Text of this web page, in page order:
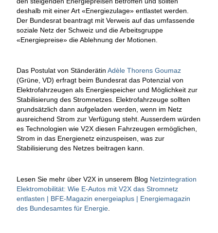
deshalb mit einer Art «Energiezulage» entlastet werden.
Der Bundesrat beantragt mit Verweis auf das umfassende
soziale Netz der Schweiz und die Arbeitsgruppe
«Energiepreise» die Ablehnung der Motionen.
Das Postulat von Ständerätin Adèle Thorens Goumaz
(Grüne, VD) erfragt beim Bundesrat das Potenzial von
Elektrofahrzeugen als Energiespeicher und Möglichkeit zur
Stabilisierung des Stromnetzes. Elektrofahrzeuge sollten
grundsätzlich dann aufgeladen werden, wenn im Netz
ausreichend Strom zur Verfügung steht. Ausserdem würden
es Technologien wie V2X diesen Fahrzeugen ermöglichen,
Strom in das Energienetz einzuspeisen, was zur
Stabilisierung des Netzes beitragen kann.
Lesen Sie mehr über V2X in unserem Blog Netzintegration
Elektromobilität: Wie E-Autos mit V2X das Stromnetz
entlasten | BFE-Magazin energeiaplus | Energiemagazin
des Bundesamtes für Energie.